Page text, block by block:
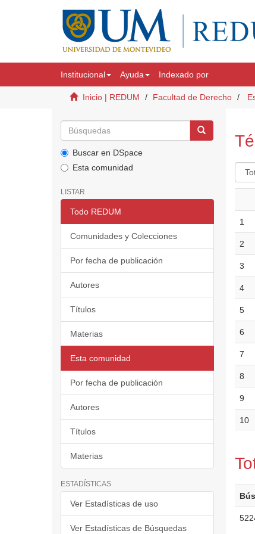
Institucional Ayuda Indexado por
Inicio | REDUM Facultad de Derecho
Buscar en DSpace
Esta comunidad
LISTAR
Todo REDUM
Comunidades y Colecciones
Por fecha de publicación
Autores
Títulos
Materias
Esta comunidad
Por fecha de publicación
Autores
Títulos
Materias
ESTADÍSTICAS
Ver Estadísticas de uso
Ver Estadísticas de Búsquedas
1
2
3
4
5
6
7
8
9
10